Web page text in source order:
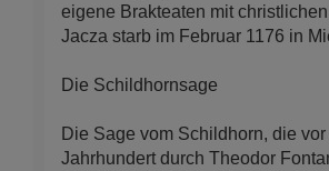
eigene Brakteaten mit
Jacza starb im Februar 1176 in
Die Schildhornsage
Die Sage vom Schildhorn, die
Jahrhundert durch Theodor